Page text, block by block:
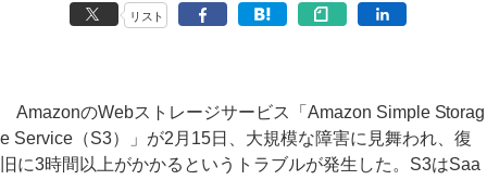
リスト
AmazonのWebストレージサービス「Amazon Simple Storag
e Service（S3）」が2月15日、大規模な障害に見舞われ、復
旧に3時間以上がかかるというトラブルが発生した。S3はSaa